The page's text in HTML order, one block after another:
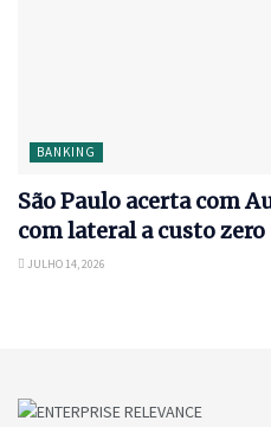
BANKING
São Paulo acerta com
com lateral a custo zero
JULHO 14, 2026